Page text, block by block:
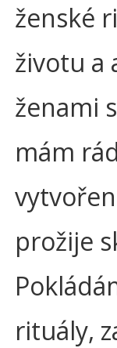
ženské
životu a
ženami
mám
prožije
rituály,